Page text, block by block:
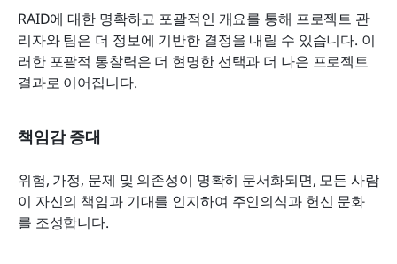
RAID에 대한 명확하고 포괄적인 개요를 통해 프로젝트 관
리자와 팀은 더 정보에 기반한 결정을 내릴 수 있습니다. 이
러한 포괄적 통찰력은 더 현명한 선택과 더 나은 프로젝트
결과로 이어집니다.
책임감 증대
위험, 가정, 문제 및 의존성이 명확히 문서화되면, 모든 사람
이 자신의 책임과 기대를 인지하여 주인의식과 헌신 문화
를 조성합니다.